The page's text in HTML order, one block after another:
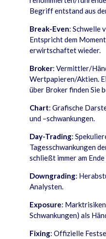
Begriff entstand aus
Break-Even: Schwelle
Entspricht dem
erwirtschaftet wieder.
Broker: Vermittler/
Wertpapieren/Aktien.
über Broker finden Sie
Chart: Grafische
und –schwankungen.
Day-Trading:
Tagesschwankungen
schließt immer am Ende
Downgrading:
Analysten.
Exposure:
Schwankungen) als
Fixing: Offizielle